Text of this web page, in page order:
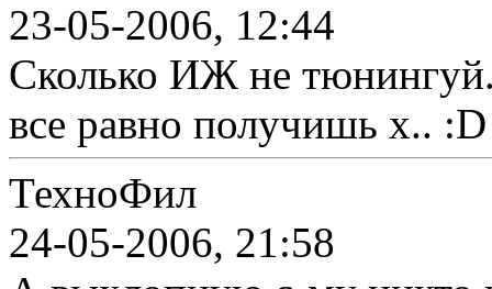
23-05-2006, 12:44
Сколько ИЖ не
все равно получишь х.. :D
ТехноФил
24-05-2006, 21:58